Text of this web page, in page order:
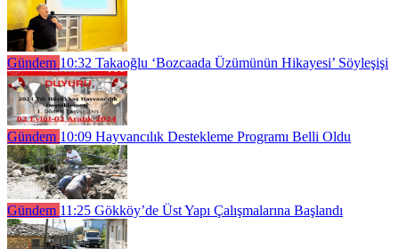
Gündem 10:32 Takaoğlu ‘Bozcaada Üzümünün Hikayesi’ Söyleşişi
Gündem 10:09 Hayvancılık Destekleme Programı Belli Oldu
Gündem 11:25 Gökköy’de Üst Yapı Çalışmalarına Başlandı